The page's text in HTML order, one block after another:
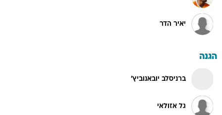
יאיר הדר
הגנה
ברניסלב יובאנוביץ'
גל אזולאי